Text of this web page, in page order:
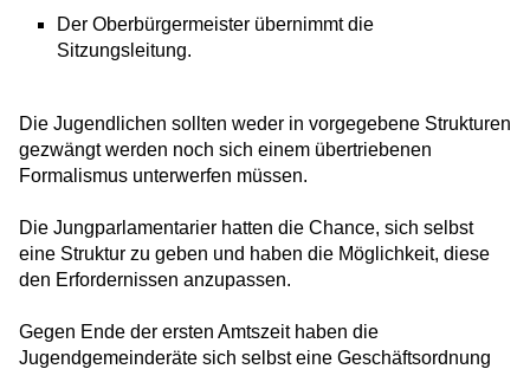
Der Oberbürgermeister übernimmt die
Sitzungsleitung.
Die Jugendlichen sollten weder in vorgegebene Strukturen
gezwängt werden noch sich einem übertriebenen
Formalismus unterwerfen müssen.
Die Jungparlamentarier hatten die Chance, sich selbst
eine Struktur zu geben und haben die Möglichkeit, diese
den Erfordernissen anzupassen.
Gegen Ende der ersten Amtszeit haben die
Jugendgemeinderäte sich selbst eine Geschäftsordnung